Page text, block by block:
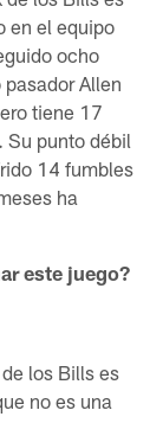
en el equipo
ocho
Allen
tiene 17
Su punto débil
14 fumbles
ha
este juego?
los Bills es
no es una